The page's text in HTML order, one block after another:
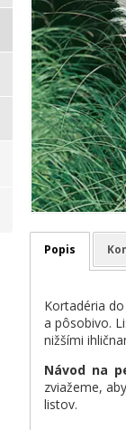
Popis
Kortadéria
a pôsobivo.
nižšími
Návod na
zviažeme,
listov.